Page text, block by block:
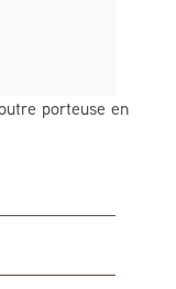
porteuse en